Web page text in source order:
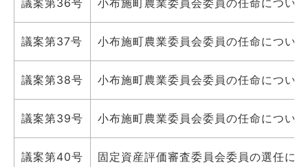
議案第37号 小布施町農業委員会委員の任命について
議案第38号 小布施町農業委員会委員の任命について
議案第39号 小布施町農業委員会委員の任命について
議案第40号 固定資産評価審査委員会委員の選任に